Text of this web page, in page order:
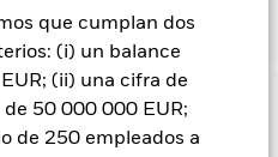
que cumplan dos
(i) un balance
(ii) una cifra de
50 000 000 EUR;
de 250 empleados a
Capital en Riesgo.El valor
derivados de ellas pueden